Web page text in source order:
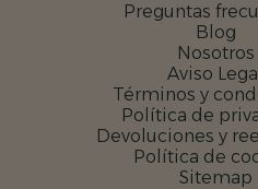
Preguntas
Blog
Nosotros
Aviso Legal
Términos y
Política de
Devoluciones y
Política de
Sitemap